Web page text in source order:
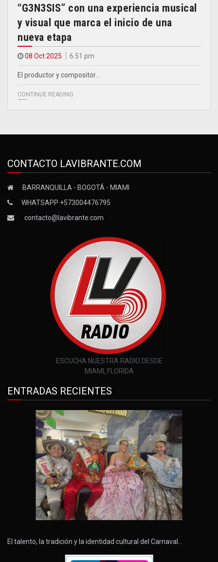
“G3N3SIS” con una experiencia musical
y visual que marca el inicio de una
nueva etapa
08 Oct 2025 6.51 pm
El productor y compositor…
CONTINUE READING
CONTACTO LAVIBRANTE.COM
BARRANQUILLA - BOGOTÁ - MIAMI
WHATSAPP +573004476795
contacto@lavibrante.com
ESCUCHA NUESTRA RADIO DESDE
MIAMI, FLORIDA
ENTRADAS RECIENTES
El talento, la tradición y la identidad cultural del Carnaval…